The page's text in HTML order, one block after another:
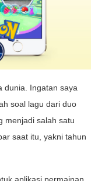
dunia. Ingatan saya
soal lagu dari duo
menjadi salah satu
saat itu, yakni tahun
aplikasi permainan